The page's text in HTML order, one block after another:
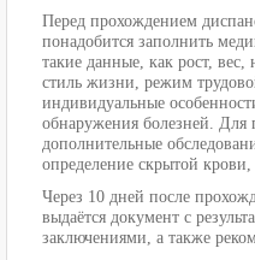
Перед прохождением
понадобится заполнить
такие данные, как рост,
стиль жизни, режим
индивидуальные
обнаружения болезней. Для
дополнительные
определение скрытой
Через 10 дней после
выдаётся документ с
заключениями, а также